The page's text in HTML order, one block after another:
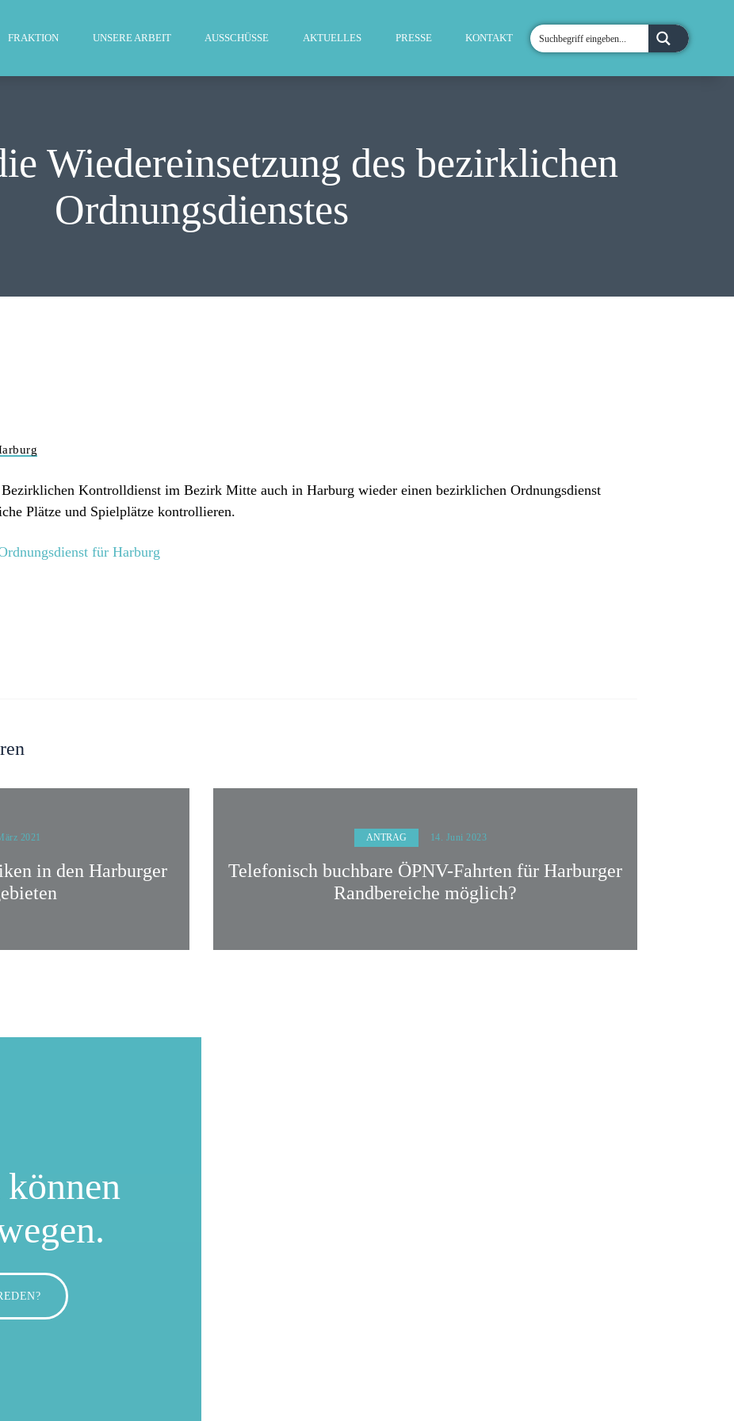
FRAKTION UNSERE ARBEIT AUSSCHÜSSE AKTUELLES PRESSE KONTAKT
Wiedereinsetzung des bezirklichen
Ordnungsdienstes
AKTUELLES
PRESSE
Kontrolldienst im Bezirk Mitte auch in Harburg wieder einen bezirklichen Ordnungsdienst
Plätze und Spielplätze kontrollieren.
für Harburg
2021
in den Harburger
ANTRAG 14. Juni 2023
Telefonisch buchbare ÖPNV-Fahrten für Harburger
Randbereiche möglich?